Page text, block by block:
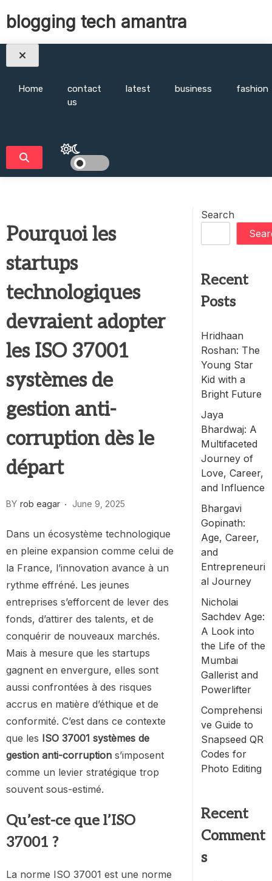
blogging tech amantra
Home
contact
us
latest business fashion
Pourquoi les
startups
technologiques
devraient adopter
les ISO 37001
systèmes de
gestion anti-
corruption dès le
départ
BY rob eagar June 9, 2025
Dans un écosystème technologique
en pleine expansion comme celui de
la France, l’innovation avance à un
rythme effréné. Les jeunes
entreprises s’efforcent de lever des
fonds, d’attirer des talents, et de
conquérir de nouveaux marchés.
Mais à mesure que les startups
gagnent en envergure, elles sont
aussi confrontées à des risques
accrus en matière d’éthique et de
conformité. C’est dans ce contexte
que les ISO 37001 systèmes de
gestion anti-corruption s’imposent
comme un levier stratégique trop
souvent sous-estimé.
Qu’est-ce que l’ISO
37001 ?
La norme ISO 37001 est une norme
Search
Recent
Posts
Hridhaan
Roshan: The
Young Star
Kid with a
Bright Future
Jaya
Bhardwaj: A
Multifaceted
Journey of
Love, Career,
and Influence
Bhargavi
Gopinath:
Age, Career,
and
Entrepreneuri
al Journey
Nicholai
Sachdev Age:
A Look into
the Life of the
Mumbai
Gallerist and
Powerlifter
Comprehensi
ve Guide to
Snapseed QR
Codes for
Photo Editing
Recent
Comment
s